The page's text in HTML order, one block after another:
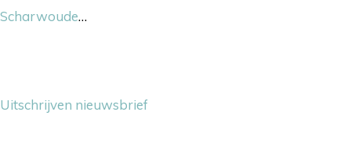
Scharwoude…
Uitschrijven nieuwsbrief